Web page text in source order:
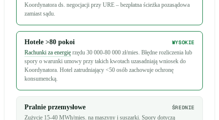
Koordynatora ds. negocjacji przy URE – bezpłatna ścieżka pozasądowa
zamiast sądu.
Hotele >80 pokoi WYSOKIE
Rachunki za energię rzędu 30 000-80 000 zł/mies. Błędne rozliczenia lub
spory o warunki umowy przy takich kwotach uzasadniają wniosek do
Koordynatora. Hotel zatrudniający <50 osób zachowuje ochronę
konsumencką.
Pralnie przemysłowe ŚREDNIE
Zużycie 15-40 MWh/mies. na maszyny i suszarki. Spory dotyczą